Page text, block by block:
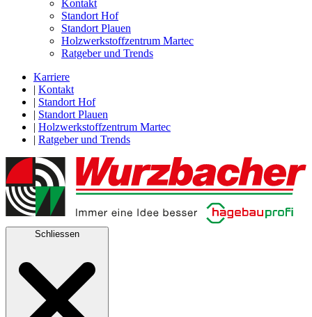
Kontakt
Standort Hof
Standort Plauen
Holzwerkstoffzentrum Martec
Ratgeber und Trends
Karriere
| Kontakt
| Standort Hof
| Standort Plauen
| Holzwerkstoffzentrum Martec
| Ratgeber und Trends
Schliessen